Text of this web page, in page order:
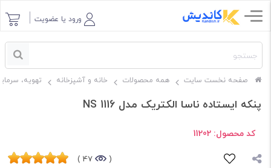
ورود یا عضویت
صفحه نخست سایت همه محصولات خانه و آشپزخانه تهویه،
پنکه ایستاده ناسا الکتریک مدل NS 1116
کد محصول: 11202
(
47 )